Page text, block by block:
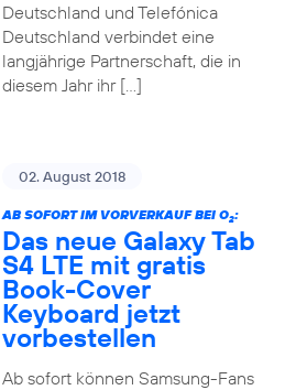
Deutschland und Telefónica
Deutschland verbindet eine
langjährige Partnerschaft, die in
diesem Jahr ihr […]
02. August 2018
AB SOFORT IM VORVERKAUF BEI O2:
Das neue Galaxy Tab
S4 LTE mit gratis
Book-Cover
Keyboard jetzt
vorbestellen
Ab sofort können Samsung-Fans